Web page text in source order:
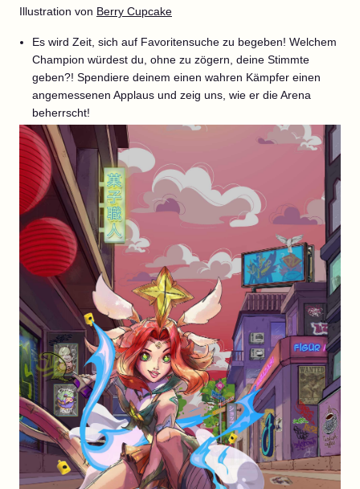
Illustration von Berry Cupcake
Es wird Zeit, sich auf Favoritensuche zu begeben! Welchem
Champion würdest du, ohne zu zögern, deine Stimmte
geben?! Spendiere deinem einen wahren Kämpfer einen
angemessenen Applaus und zeig uns, wie er die Arena
beherrscht!